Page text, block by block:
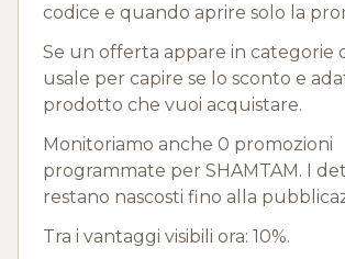
codice e quando aprire solo la
Se un offerta appare in categorie
usale per capire se lo sconto e
prodotto che vuoi acquistare.
Monitoriamo anche 0 promozioni
programmate per SHAMTAM. I
restano nascosti fino alla
Tra i vantaggi visibili ora: 10%.